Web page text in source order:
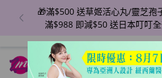
🎁滿$500 送草姬活心丸/靈芝孢
滿$988 即減$50 送日本叮叮